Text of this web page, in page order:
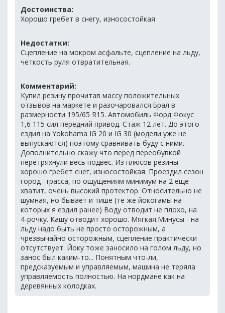
Достоинства:
Хорошо гребет в снегу, износостойкая
Недостатки:
Сцепление на мокром асфальте, сцепление на льду,
четкость руля отвратительная.
Комментарий:
Купил резину прочитав массу положительных
отзывов на маркете и разочаровался.Брал в
размерности 195/65 R15. Автомобиль Форд Фокус
1,6 115 сил передний привод. Стаж 12 лет. До этого
ездил на Yokohama IG 20 и IG 30 (модели уже не
выпускаются) поэтому сравнивать буду с ними.
Дополнительно скажу что перед переобувкой
перетряхнули весь подвес. Из плюсов резины -
хорошо гребет снег, износостойкая. Проездил сезон
город -трасса, по ощущениям минимум на 2 еще
хватит, очень высокий протектор. Относительно не
шумная, но бывает и тише (те же йокогамы на
которых я ездил ранее) Воду отводит не плохо, на
4-рочку. Кашу отводит хорошо. Мягкая.Минусы - на
льду надо быть не просто осторожным, а
чрезвычайно осторожным, сцепление практически
отсутствует. Йоку тоже заносило на голом льду, но
занос был каким-то... Понятным что-ли,
предсказуемым и управляемым, машина не теряла
управляемость полностью. На нордмане как на
деревянных колодках.